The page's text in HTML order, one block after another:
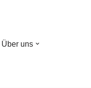
Über uns